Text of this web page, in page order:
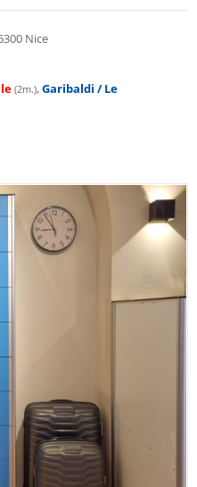
Nice
(2m.),Garibaldi / Le